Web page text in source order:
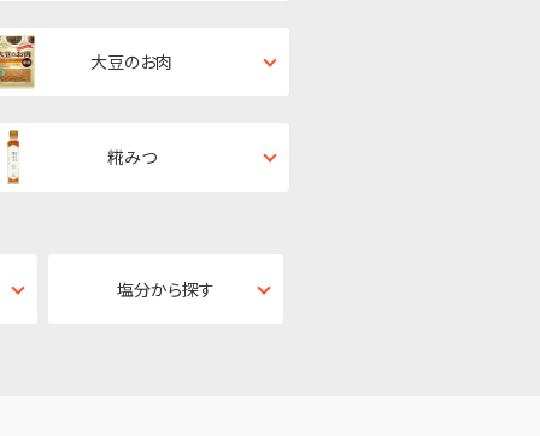
大豆のお肉
糀みつ
塩分から探す